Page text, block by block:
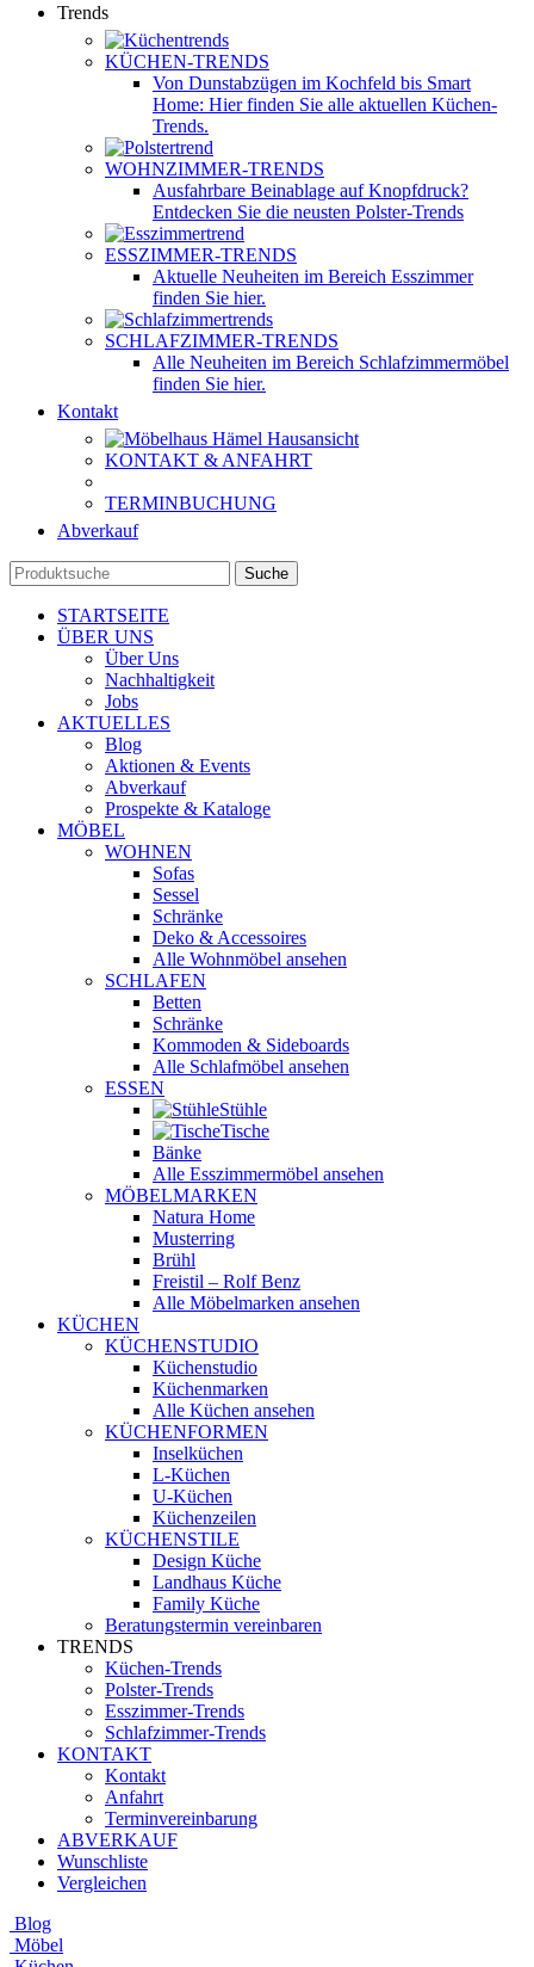
Trends
KÜCHEN-TRENDS
Von Dunstabzügen im Kochfeld bis Smart
Home: Hier finden Sie alle aktuellen Küchen-
Trends.
WOHNZIMMER-TRENDS
Ausfahrbare Beinablage auf Knopfdruck?
Entdecken Sie die neusten Polster-Trends
ESSZIMMER-TRENDS
Aktuelle Neuheiten im Bereich Esszimmer
finden Sie hier.
SCHLAFZIMMER-TRENDS
Alle Neuheiten im Bereich Schlafzimmermöbel
finden Sie hier.
Kontakt
KONTAKT & ANFAHRT
TERMINBUCHUNG
Abverkauf
Suche
STARTSEITE
ÜBER UNS
Über Uns
Nachhaltigkeit
Jobs
AKTUELLES
Blog
Aktionen & Events
Abverkauf
Prospekte & Kataloge
MÖBEL
WOHNEN
Sofas
Sessel
Schränke
Deko & Accessoires
Alle Wohnmöbel ansehen
SCHLAFEN
Betten
Schränke
Kommoden & Sideboards
Alle Schlafmöbel ansehen
ESSEN
Stühle
Tische
Bänke
Alle Esszimmermöbel ansehen
MÖBELMARKEN
Natura Home
Musterring
Brühl
Freistil – Rolf Benz
Alle Möbelmarken ansehen
KÜCHEN
KÜCHENSTUDIO
Küchenstudio
Küchenmarken
Alle Küchen ansehen
KÜCHENFORMEN
Inselküchen
L-Küchen
U-Küchen
Küchenzeilen
KÜCHENSTILE
Design Küche
Landhaus Küche
Family Küche
Beratungstermin vereinbaren
TRENDS
Küchen-Trends
Polster-Trends
Esszimmer-Trends
Schlafzimmer-Trends
KONTAKT
Kontakt
Anfahrt
Terminvereinbarung
ABVERKAUF
Wunschliste
Vergleichen
Blog
Möbel